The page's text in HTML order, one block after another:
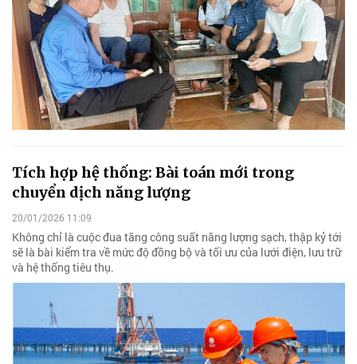
Tích hợp hệ thống: Bài toán mới trong
chuyển dịch năng lượng
20/01/2026 11:09
Không chỉ là cuộc đua tăng công suất năng lượng sạch, thập kỷ tới
sẽ là bài kiểm tra về mức độ đồng bộ và tối ưu của lưới điện, lưu trữ
và hệ thống tiêu thụ.